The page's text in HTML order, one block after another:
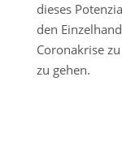
dieses
den
Coronakrise
zu gehen.